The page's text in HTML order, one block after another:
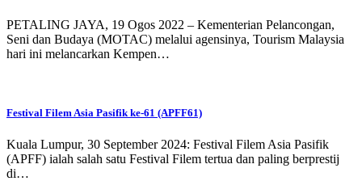
PETALING JAYA, 19 Ogos 2022 – Kementerian Pelancongan,
Seni dan Budaya (MOTAC) melalui agensinya, Tourism Malaysia
hari ini melancarkan Kempen…
Festival Filem Asia Pasifik ke-61 (APFF61)
Kuala Lumpur, 30 September 2024: Festival Filem Asia Pasifik
(APFF) ialah salah satu Festival Filem tertua dan paling berprestij
di…